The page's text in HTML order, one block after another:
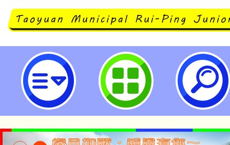
桃園市政府客家事務局客語學習計
國民中學